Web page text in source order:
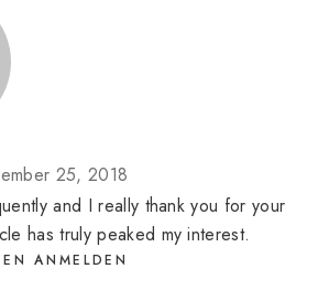
25, 2018
and I really thank you for your
has truly peaked my interest.
ANMELDEN